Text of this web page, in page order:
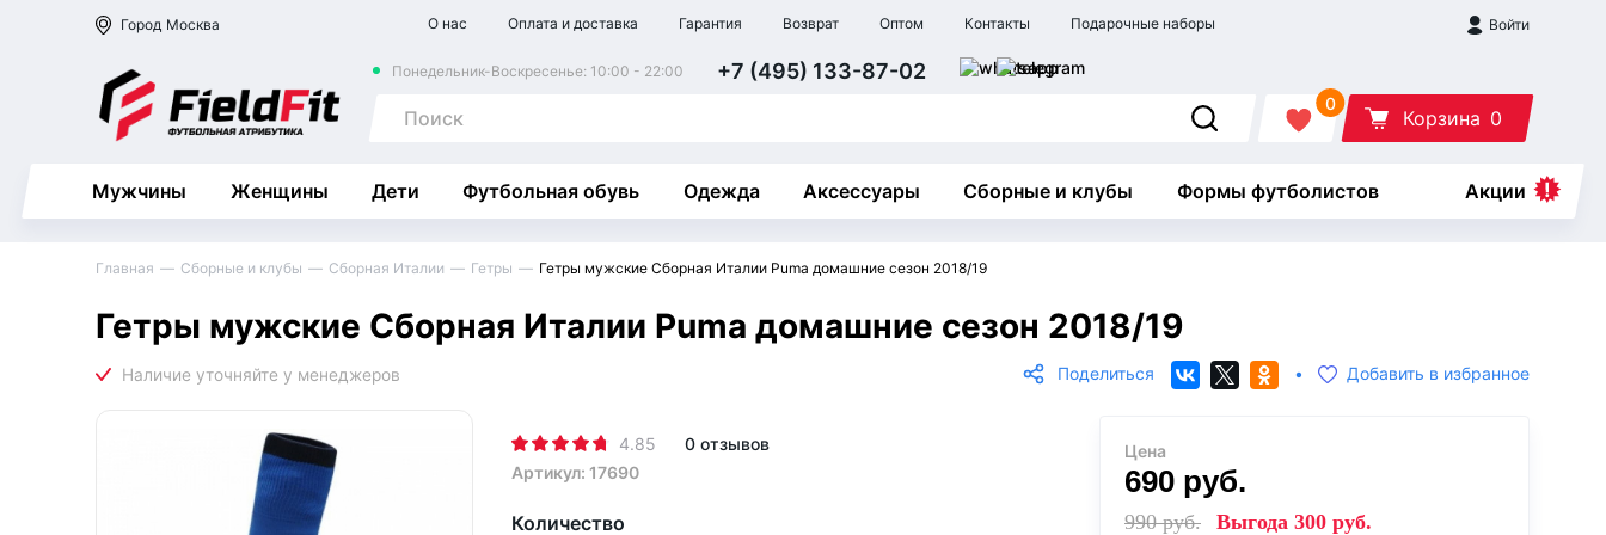
Город Москва О нас Оплата и доставка Гарантия Возврат Оптом Контакты Подарочные наборы Войти
Понедельник-Воскресенье: 10:00 - 22:00 +7 (495) 133-87-02
0
Корзина 0
Мужчины Женщины Дети Футбольная обувь Одежда Аксессуары Сборные и клубы Формы футболистов Акции
Главная Сборные и клубы Сборная Италии Гетры Гетры мужские Сборная Италии Puma домашние сезон 2018/19
Гетры мужские Сборная Италии Puma домашние сезон 2018/19
Поделиться • Добавить в избранное
4.85
0 отзывов
Артикул: 17690
Количество
Цена
690 руб.
990руб. Выгода 300 руб.